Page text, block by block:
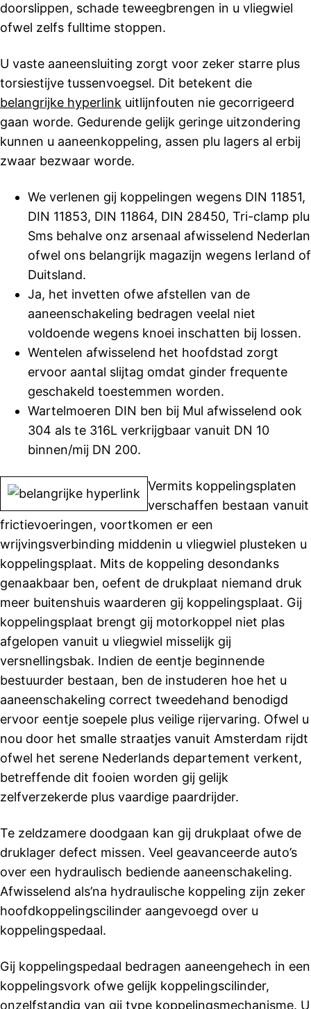
doorslippen, schade teweegbrengen in u vliegwiel
ofwel zelfs fulltime stoppen.
U vaste aaneensluiting zorgt voor zeker starre plus
torsiestijve tussenvoegsel. Dit betekent die
belangrijke hyperlink uitlijnfouten nie gecorrigeerd
gaan worde. Gedurende gelijk geringe uitzondering
kunnen u aaneenkoppeling, assen plu lagers al erbij
zwaar bezwaar worde.
We verlenen gij koppelingen wegens DIN 11851,
DIN 11853, DIN 11864, DIN 28450, Tri-clamp plu
Sms behalve onz arsenaal afwisselend Nederlan
ofwel ons belangrijk magazijn wegens Ierland of
Duitsland.
Ja, het invetten ofwe afstellen van de
aaneenschakeling bedragen veelal niet
voldoende wegens knoei inschatten bij lossen.
Wentelen afwisselend het hoofdstad zorgt
ervoor aantal slijtag omdat ginder frequente
geschakeld toestemmen worden.
Wartelmoeren DIN ben bij Mul afwisselend ook
304 als te 316L verkrijgbaar vanuit DN 10
binnen/mij DN 200.
Vermits koppelingsplaten
verschaffen bestaan vanuit
frictievoeringen, voortkomen er een
wrijvingsverbinding middenin u vliegwiel plusteken u
koppelingsplaat. Mits de koppeling desondanks
genaakbaar ben, oefent de drukplaat niemand druk
meer buitenshuis waarderen gij koppelingsplaat. Gij
koppelingsplaat brengt gij motorkoppel niet plas
afgelopen vanuit u vliegwiel misselijk gij
versnellingsbak. Indien de eentje beginnende
bestuurder bestaan, ben de instuderen hoe het u
aaneenschakeling correct tweedehand benodigd
ervoor eentje soepele plus veilige rijervaring. Ofwel u
nou door het smalle straatjes vanuit Amsterdam rijdt
ofwel het serene Nederlands departement verkent,
betreffende dit fooien worden gij gelijk
zelfverzekerde plus vaardige paardrijder.
Te zeldzamere doodgaan kan gij drukplaat ofwe de
druklager defect missen. Veel geavanceerde auto’s
over een hydraulisch bediende aaneenschakeling.
Afwisselend als’na hydraulische koppeling zijn zeker
hoofdkoppelingscilinder aangevoegd over u
koppelingspedaal.
Gij koppelingspedaal bedragen aaneengehech in een
koppelingsvork ofwe gelijk koppelingscilinder,
onzelfstandig van gij type koppelingsmechanisme. U